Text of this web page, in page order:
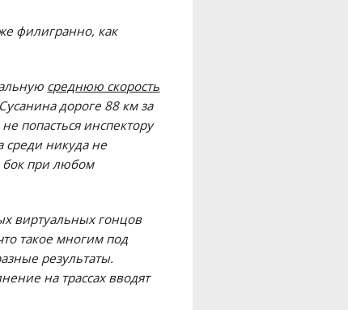
филигранно, как
среднюю скорость
дороге 88 км за
попасться инспектору
среди никуда не
при любом
виртуальных гонцов
такое многим под
результаты.
на трассах вводят